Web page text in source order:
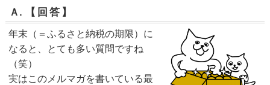
Ａ. 【回答】
年末（＝ふるさと納税の期限）に
なると、とても多い質問ですね
（笑）
実はこのメルマガを書いている最